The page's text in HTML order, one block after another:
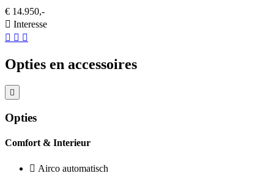
€ 14.950,-
Interesse
Opties en accessoires
Opties
Comfort & Interieur
Airco automatisch